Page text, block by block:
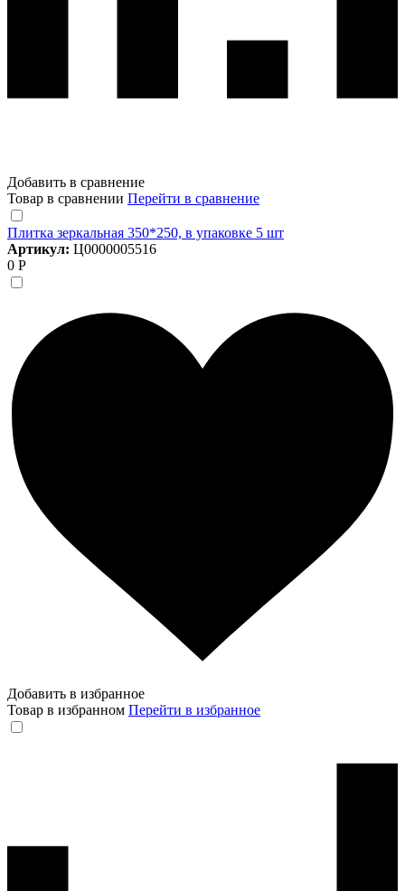
Добавить в сравнение
Товар в сравнении Перейти в сравнение
Плитка зеркальная 350*250, в упаковке 5 шт
Артикул: Ц0000005516
0 Р
Добавить в избранное
Товар в избранном Перейти в избранное